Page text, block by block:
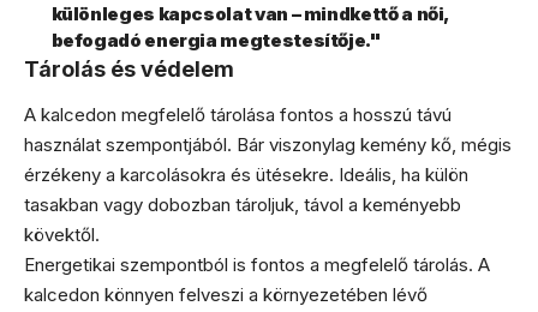
különleges kapcsolat van – mindkettő a női,
befogadó energia megtestesítője."
Tárolás és védelem
A kalcedon megfelelő tárolása fontos a hosszú távú
használat szempontjából. Bár viszonylag kemény kő, mégis
érzékeny a karcolásokra és ütésekre. Ideális, ha külön
tasakban vagy dobozban tároljuk, távol a keményebb
kövektől.
Energetikai szempontból is fontos a megfelelő tárolás. A
kalcedon könnyen felveszi a környezetében lévő